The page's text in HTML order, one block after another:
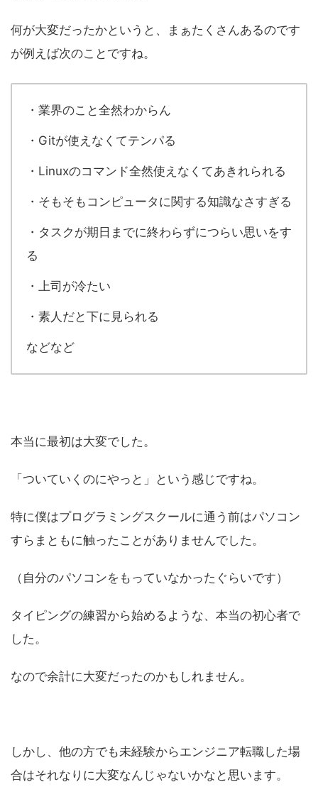
何が大変だったかというと、まぁたくさんあるのです
が例えば次のことですね。
・業界のこと全然わからん
・Gitが使えなくてテンパる
・Linuxのコマンド全然使えなくてあきれられる
・そもそもコンピュータに関する知識なさすぎる
・タスクが期日までに終わらずにつらい思いをす
る
・上司が冷たい
・素人だと下に見られる
などなど
本当に最初は大変でした。
「ついていくのにやっと」という感じですね。
特に僕はプログラミングスクールに通う前はパソコン
すらまともに触ったことがありませんでした。
（自分のパソコンをもっていなかったぐらいです）
タイピングの練習から始めるような、本当の初心者で
した。
なので余計に大変だったのかもしれません。
しかし、他の方でも未経験からエンジニア転職した場
合はそれなりに大変なんじゃないかなと思います。